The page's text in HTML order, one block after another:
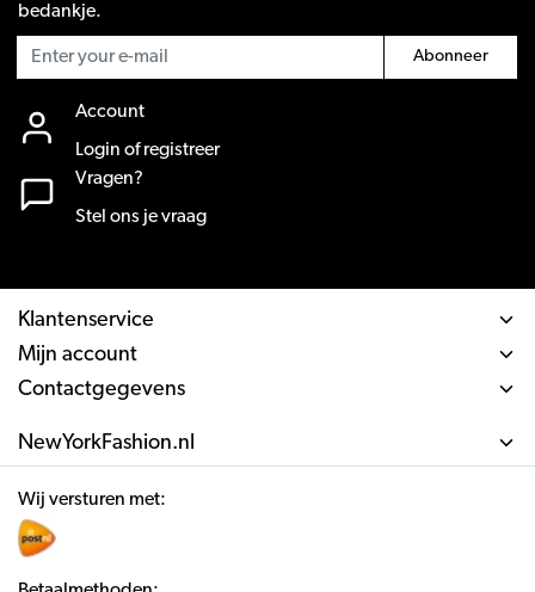
bedankje.
Abonneer
Account
Login of registreer
Vragen?
Stel ons je vraag
Klantenservice
Mijn account
Contactgegevens
NewYorkFashion.nl
Wij versturen met: